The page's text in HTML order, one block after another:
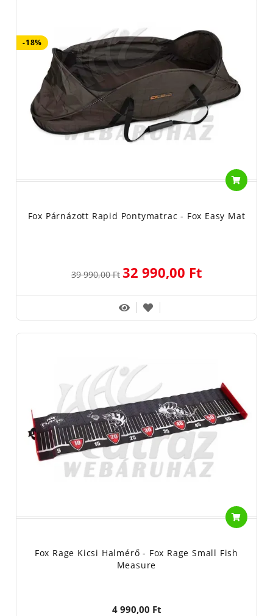
-18%
Fox Párnázott Rapid Pontymatrac - Fox Easy Mat
39 990,00 Ft 32 990,00 Ft
Fox Rage Kicsi Halmérő - Fox Rage Small Fish
Measure
4 990,00 Ft